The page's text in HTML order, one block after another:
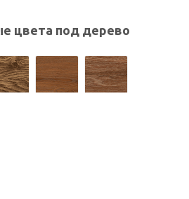
цвета под дерево